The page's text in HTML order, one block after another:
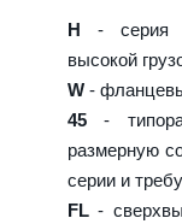
H - серия
высокой
W -
45 -
размерную
серии и
FL -